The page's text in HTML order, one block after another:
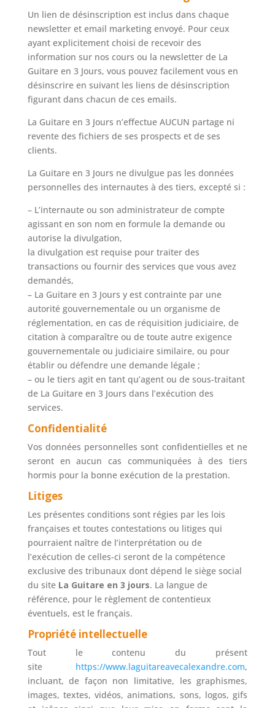
Un lien de désinscription est inclus dans chaque
newsletter et email marketing envoyé. Pour ceux
ayant explicitement choisi de recevoir des
information sur nos cours ou la newsletter de La
Guitare en 3 Jours, vous pouvez facilement vous en
désinscrire en suivant les liens de désinscription
figurant dans chacun de ces emails.
La Guitare en 3 Jours n’effectue AUCUN partage ni
revente des fichiers de ses prospects et de ses
clients.
La Guitare en 3 Jours ne divulgue pas les données
personnelles des internautes à des tiers, excepté si :
– L’internaute ou son administrateur de compte
agissant en son nom en formule la demande ou
autorise la divulgation,
la divulgation est requise pour traiter des
transactions ou fournir des services que vous avez
demandés,
– La Guitare en 3 Jours y est contrainte par une
autorité gouvernementale ou un organisme de
réglementation, en cas de réquisition judiciaire, de
citation à comparaître ou de toute autre exigence
gouvernementale ou judiciaire similaire, ou pour
établir ou défendre une demande légale ;
– ou le tiers agit en tant qu’agent ou de sous-traitant
de La Guitare en 3 Jours dans l’exécution des
services.
Confidentialité
Vos données personnelles sont confidentielles et ne
seront en aucun cas communiquées à des tiers
hormis pour la bonne exécution de la prestation.
Litiges
Les présentes conditions sont régies par les lois
françaises et toutes contestations ou litiges qui
pourraient naître de l’interprétation ou de
l’exécution de celles-ci seront de la compétence
exclusive des tribunaux dont dépend le siège social
du site La Guitare en 3 jours. La langue de
référence, pour le règlement de contentieux
éventuels, est le français.
Propriété intellectuelle
Tout le contenu du présent
site https://www.laguitareavecalexandre.com,
incluant, de façon non limitative, les graphismes,
images, textes, vidéos, animations, sons, logos, gifs